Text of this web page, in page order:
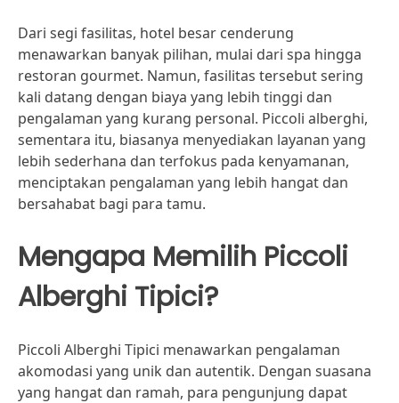
Dari segi fasilitas, hotel besar cenderung
menawarkan banyak pilihan, mulai dari spa hingga
restoran gourmet. Namun, fasilitas tersebut sering
kali datang dengan biaya yang lebih tinggi dan
pengalaman yang kurang personal. Piccoli alberghi,
sementara itu, biasanya menyediakan layanan yang
lebih sederhana dan terfokus pada kenyamanan,
menciptakan pengalaman yang lebih hangat dan
bersahabat bagi para tamu.
Mengapa Memilih Piccoli
Alberghi Tipici?
Piccoli Alberghi Tipici menawarkan pengalaman
akomodasi yang unik dan autentik. Dengan suasana
yang hangat dan ramah, para pengunjung dapat